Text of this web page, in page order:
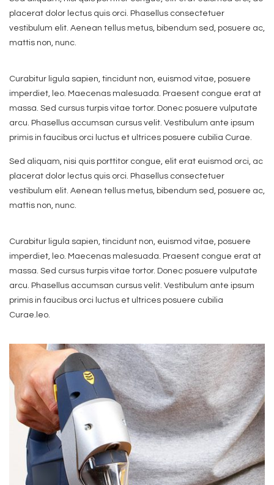
placerat dolor lectus quis orci. Phasellus consectetuer
vestibulum elit. Aenean tellus metus, bibendum sed, posuere ac,
mattis non, nunc.
Curabitur ligula sapien, tincidunt non, euismod vitae, posuere
imperdiet, leo. Maecenas malesuada. Praesent congue erat at
massa. Sed cursus turpis vitae tortor. Donec posuere vulputate
arcu. Phasellus accumsan cursus velit. Vestibulum ante ipsum
primis in faucibus orci luctus et ultrices posuere cubilia Curae.
Sed aliquam, nisi quis porttitor congue, elit erat euismod orci, ac
placerat dolor lectus quis orci. Phasellus consectetuer
vestibulum elit. Aenean tellus metus, bibendum sed, posuere ac,
mattis non, nunc.
Curabitur ligula sapien, tincidunt non, euismod vitae, posuere
imperdiet, leo. Maecenas malesuada. Praesent congue erat at
massa. Sed cursus turpis vitae tortor. Donec posuere vulputate
arcu. Phasellus accumsan cursus velit. Vestibulum ante ipsum
primis in faucibus orci luctus et ultrices posuere cubilia
Curae.leo.